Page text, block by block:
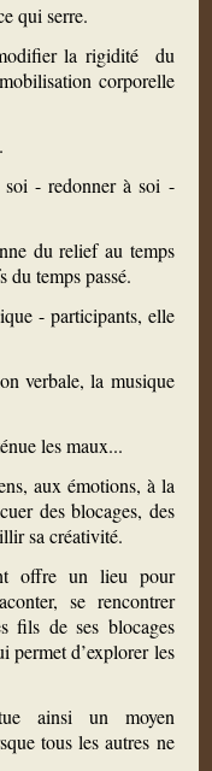
qui serre.
la rigidité du
corporelle
soi - redonner à soi -
du relief au temps
du temps passé.
- participants, elle
verbale, la musique
les maux...
aux émotions, à la
des blocages, des
sa créativité.
offre un lieu pour
se rencontrer
fils de ses blocages
permet d’explorer les
ainsi un moyen
tous les autres ne